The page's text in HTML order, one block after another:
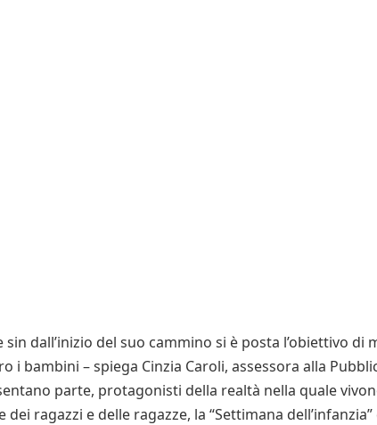
sin dall’inizio del suo cammino si è posta l’obiettivo di
i bambini – spiega Cinzia Caroli, assessora alla
parte, protagonisti della realtà nella quale
dei ragazzi e delle ragazze, la “Settimana